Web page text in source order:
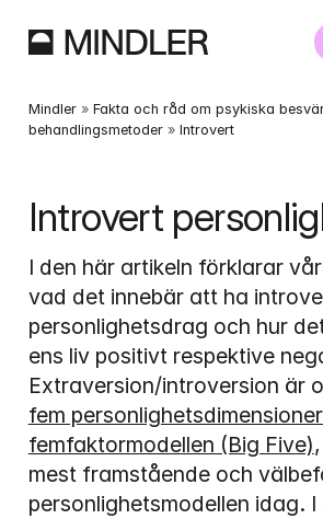
Våra psykologer
Övriga tjänster
Swedish English
Mindler » Fakta och råd om psykiska
behandlingsmetoder » Introvert
Introvert
I den här artikeln förklarar
vad det innebär att ha
personlighetsdrag och hur
ens liv positivt respektive
fem
femfaktormodellen (Big Five)
mest framstående och
personlighetsmodellen idag. I